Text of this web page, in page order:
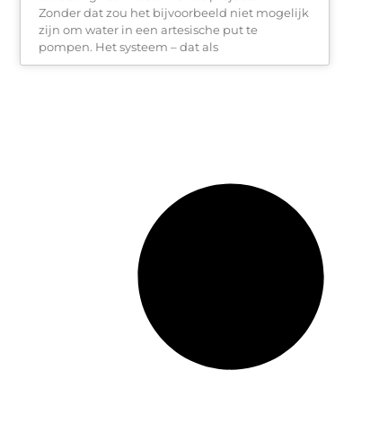
Zonder dat zou het bijvoorbeeld niet mogelijk
zijn om water in een artesische put te
pompen. Het systeem – dat als